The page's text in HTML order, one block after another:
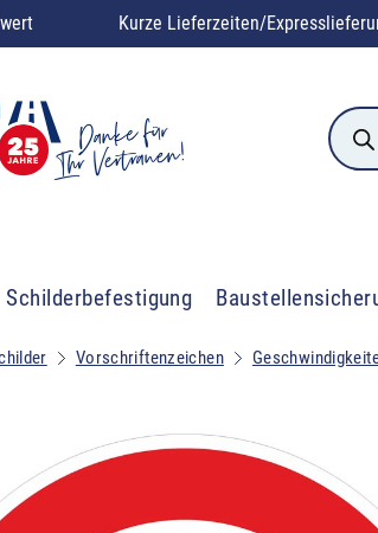
Kurze Lieferzeiten/
search
Schilderbefestigung
Vorschriftenzeichen